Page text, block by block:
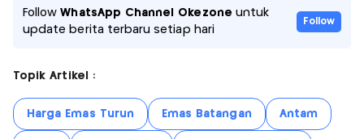
FollowWhatsApp Channel Okezone untuk
update berita terbaru setiap hari
Follow
Topik Artikel :
Harga Emas Turun Emas Batangan Antam